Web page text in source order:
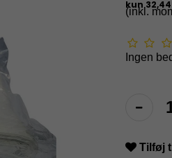
(inkl.
Ingen
Tilføj